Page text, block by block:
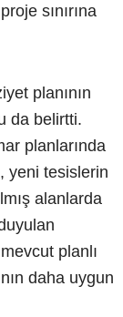
sınırına
planının
da belirtti.
planlarında
yeni tesislerin
alanlarda
planlı
daha uygun